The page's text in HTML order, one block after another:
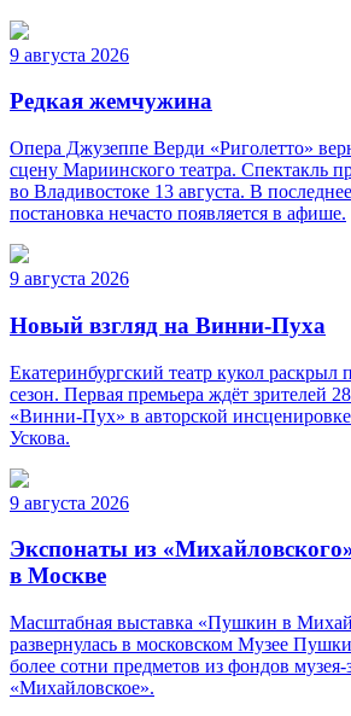
9 августа 2026
Редкая жемчужина
Опера Джузеппе Верди «Риголетто»
сцену Мариинского театра. Спектакль
во Владивостоке 13 августа. В
постановка нечасто появляется в афише.
9 августа 2026
Новый взгляд на Винни-Пуха
Екатеринбургский театр кукол
сезон. Первая премьера ждёт зрителей
«Винни-Пух» в авторской
Ускова.
9 августа 2026
Экспонаты из
в Москве
Масштабная выставка «Пушкин в
развернулась в московском Музее
более сотни предметов из фондов музея-
«Михайловское».